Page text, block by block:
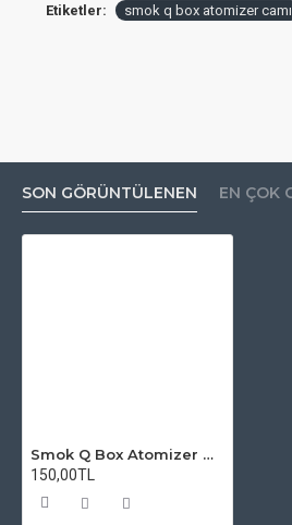
Etiketler: smok q box atomizer camı
SON GÖRÜNTÜLENEN EN ÇOK
Smok Q Box Atomizer Camı
150,00TL